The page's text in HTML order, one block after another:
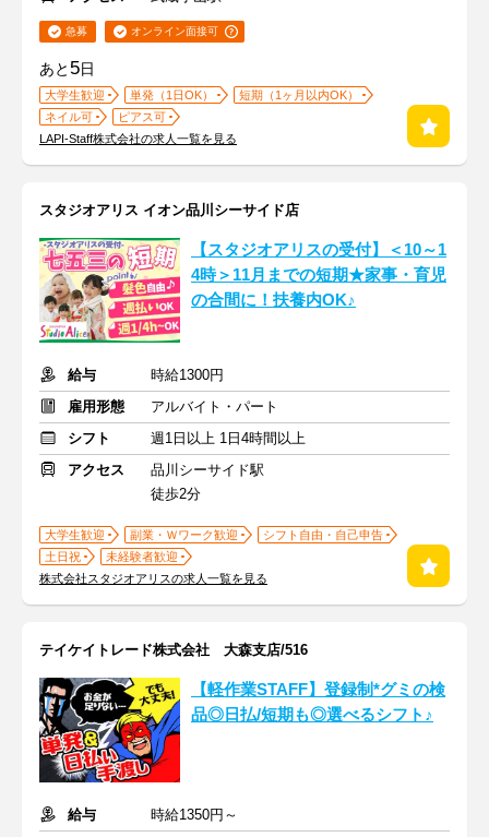
急募 オンライン面接可
あと 5日
大学生歓迎 単発（1日OK）
短期（1ヶ月以内OK）
ネイル可
ピアス可
LAPI-Staff株式会社の求人一覧を見る
スタジオアリス イオン品川シーサイド店
【スタジオアリスの受付】＜10～1
4時＞11月までの短期★家事・育児
の合間に！扶養内OK♪
給与
時給1300円
雇用形態
アルバイト・パート
シフト
週1日以上 1日4時間以上
アクセス
品川シーサイド駅
徒歩2分
大学生歓迎 副業・Ｗワーク歓迎
シフト自由・自己申告
土日祝
未経験者歓迎
株式会社スタジオアリスの求人一覧を見る
テイケイトレード株式会社 大森支店/516
【軽作業STAFF】登録制*グミの検
品◎日払/短期も◎選べるシフト♪
給与
時給1350円～